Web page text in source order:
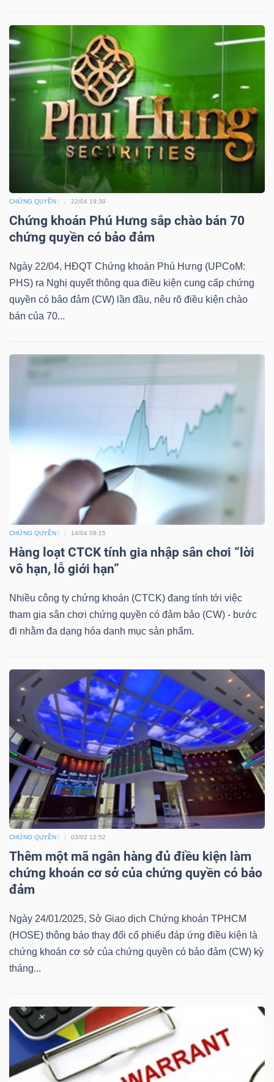
CHỨNG QUYỀN 22/04 19:39
Chứng khoán Phú Hưng sắp chào bán 70
chứng quyền có bảo đảm
Ngày 22/04, HĐQT Chứng khoán Phú Hưng (UPCoM:
PHS) ra Nghị quyết thông qua điều kiện cung cấp chứng
quyền có bảo đảm (CW) lần đầu, nêu rõ điều kiện chào
bán của 70...
CHỨNG QUYỀN 14/04 09:15
Hàng loạt CTCK tính gia nhập sân chơi “lời
vô hạn, lỗ giới hạn”
Nhiều công ty chứng khoán (CTCK) đang tính tới việc
tham gia sân chơi chứng quyền có đảm bảo (CW) - bước
đi nhằm đa dạng hóa danh mục sản phẩm.
CHỨNG QUYỀN 03/02 12:52
Thêm một mã ngân hàng đủ điều kiện làm
chứng khoán cơ sở của chứng quyền có bảo
đảm
Ngày 24/01/2025, Sở Giao dịch Chứng khoán TPHCM
(HOSE) thông báo thay đổi cổ phiếu đáp ứng điều kiện là
chứng khoán cơ sở của chứng quyền có bảo đảm (CW) kỳ
tháng...
TIÊU
DÙNG
THIẾT
CHĂM
SÓC
SỨC
DỊCH
VỤ
THÔNG
TIỆN
ÍCH
BẤT
ĐỘNG
SẢN
Mã
chứng
khoán
(-)
Tất cả Cổ phiếu Chỉ số Chứng chỉ quỹ Chứng
Lãnh
đạo
Tất cả Người nội bộ Người liên quan Cổ đông lớn
Tin
tức